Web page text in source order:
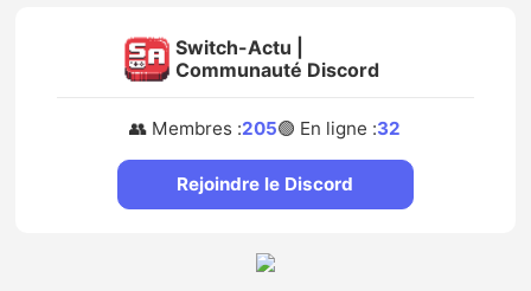
Switch-Actu |
Communauté Discord
👥 Membres :205🟢 En ligne :32
Rejoindre le Discord